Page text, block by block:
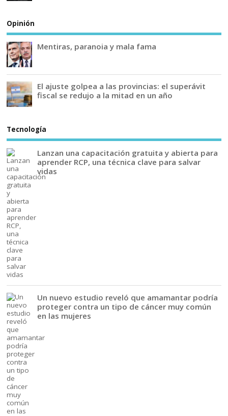
Opinión
Mentiras, paranoia y mala fama
El ajuste golpea a las provincias: el superávit
fiscal se redujo a la mitad en un año
Tecnología
Lanzan una capacitación gratuita y abierta para
aprender RCP, una técnica clave para salvar
vidas
Un nuevo estudio reveló que amamantar podría
proteger contra un tipo de cáncer muy común
en las mujeres